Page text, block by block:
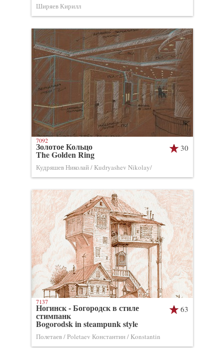
Ширяев Кирилл
30
Золотое Кольцо
The Golden Ring
Кудряшев Николай / Kudryashev Nikolay/
7092
63
Ногинск - Богородск в стиле
стимпанк
Bogorodsk in steampunk style
Полетаев / Poletaev Константин / Konstantin
7137